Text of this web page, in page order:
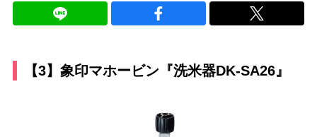
【3】象印マホービン『洗米器DK-SA26』